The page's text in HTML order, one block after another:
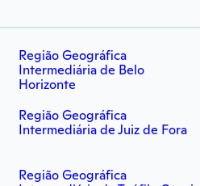
Região Geográfica
Intermediária de Belo
Horizonte
Região Geográfica
Intermediária de Juiz de Fora
Região Geográfica